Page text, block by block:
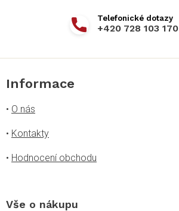
+420 728 103 170
Informace
• O nás
• Kontakty
• Hodnocení obchodu
Vše o nákupu